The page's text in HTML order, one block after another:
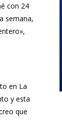
con 24
semana,
en La
y esta
que